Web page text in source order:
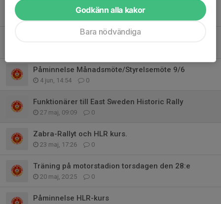
Sviestadsprinten FR den 1:a augusti.
Träning på motorstadion torsdagen den 11:e
Påminnelse Månadsmöte/Styrelsemöte 9/6
4 jun, 14:54 0
Funktionärer till East Sweden Historic Rally
27 maj, 09:09 0
Zabra-Rallyt och HLR kurs.
23 maj, 17:26 0
Träning på motorstadion torsdagen den 28:e
20 maj, 20:25 0
Påminnelse HLR-kurs
Godkänn alla kakor
Bara nödvändiga